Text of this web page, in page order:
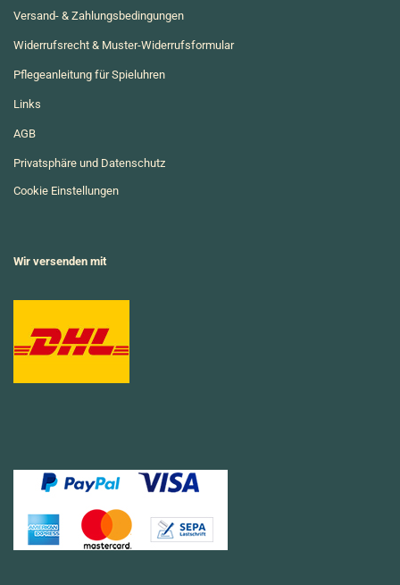
Versand- & Zahlungsbedingungen
Widerrufsrecht & Muster-Widerrufsformular
Pflegeanleitung für Spieluhren
Links
AGB
Privatsphäre und Datenschutz
Cookie Einstellungen
Wir versenden mit